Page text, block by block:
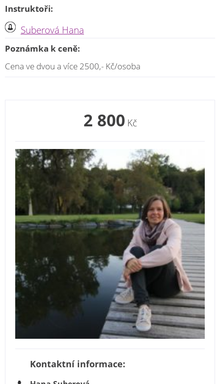
Instruktoři:
Suberová Hana
Poznámka k ceně:
Cena ve dvou a více 2500,- Kč/osoba
2 800 Kč
Kontaktní informace: